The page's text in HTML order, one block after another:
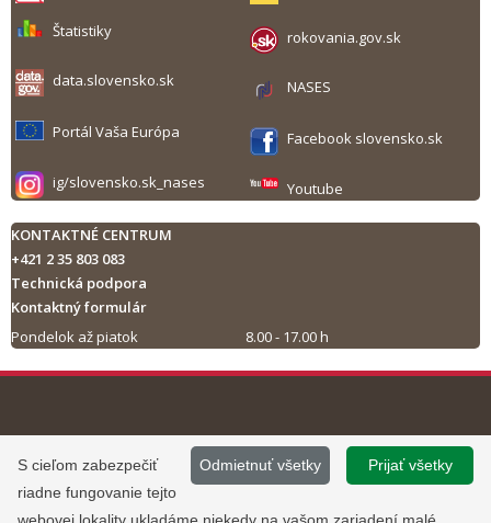
Štatistiky rokovania.gov.sk
data.slovensko.sk NASES
Portál Vaša Európa Facebook slovensko.sk
ig/slovensko.sk_nases Youtube
KONTAKTNÉ CENTRUM
+421 2 35 803 083
Technická podpora
Kontaktný formulár
Pondelok až piatok
8.00 - 17.00 h
Tlač obsahu
©2013 - 2026, Slovensko.sk
Informácie zverejnené na portáli
majú informatívny charakter.
Prevádzku stránky
www.slovensko.sk a správu jej
obsahu zabezpečuje
Prijať všetky
Odmietnuť všetky
S cieľom zabezpečiť
riadne fungovanie tejto